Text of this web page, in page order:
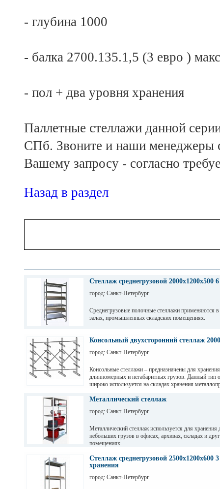
- глубина 1000
- балка 2700.135.1,5 (3 евро )
- пол + два уровня хранения
Паллетные стеллажи данной
СПб. Звоните и наши менеджеры
Вашему запросу - согласно
Назад в раздел
Стеллаж среднегрузовой 2000х1200х500
город: Санкт-Петербург
Среднегрузовые полочные стеллажи применяются
залах, промышленных складских помещениях.
зависимости от длины. Полочные стеллажи состоят
краской. Уровни хранения могут регулировать по
Консольный двухсторонний стеллаж
город: Санкт-Петербург
Консольные стеллажи – предназначены для хранения
длинномерных и негабаритных грузов. Данный тип
широко используется на складах хранения
Металлический стеллаж
город: Санкт-Петербург
Металлический стеллаж используется для хранения
небольших грузов в офисах, архивах, складах и
помещениях.
Стеллаж среднегрузовой 2500х1200х600
хранения
город: Санкт-Петербург